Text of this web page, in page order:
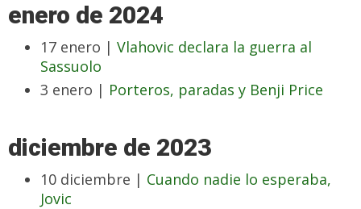
enero de 2024
17 enero | Vlahovic declara la guerra al
Sassuolo
3 enero | Porteros, paradas y Benji Price
diciembre de 2023
10 diciembre | Cuando nadie lo esperaba,
Jovic